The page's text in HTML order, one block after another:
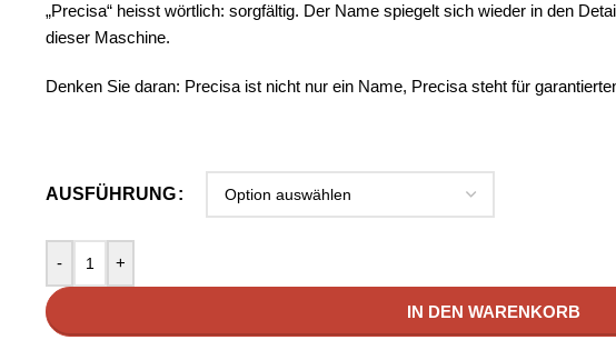
„Precisa“ heisst wörtlich: sorgfältig. Der Name spiegelt sich wieder in den
dieser Maschine.
Denken Sie daran: Precisa ist nicht nur ein Name, Precisa steht für
AUSFÜHRUNG
- +
IN DEN WARENKORB